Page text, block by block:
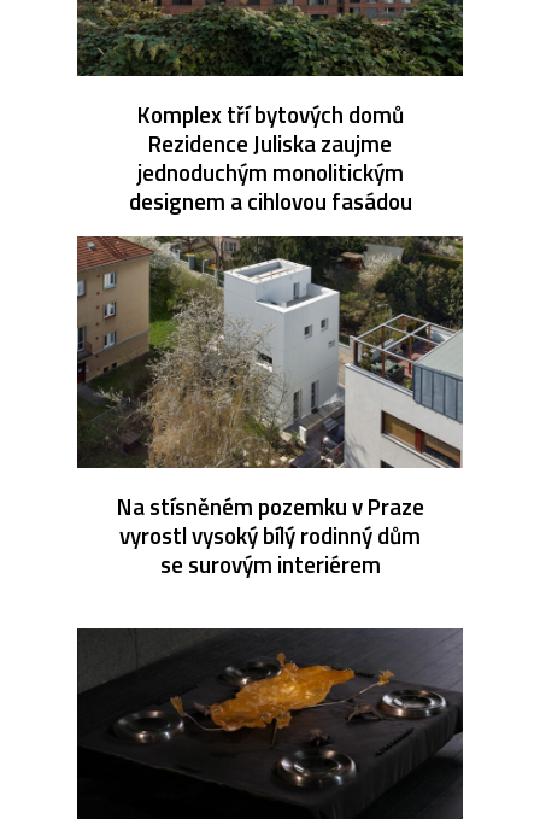
Komplex tří bytových domů
Rezidence Juliska zaujme
jednoduchým monolitickým
designem a cihlovou fasádou
Na stísněném pozemku v Praze
vyrostl vysoký bílý rodinný dům
se surovým interiérem